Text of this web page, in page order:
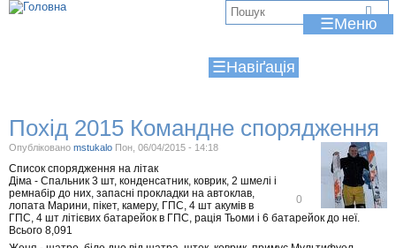
Jump to navigation
☰
☰
Похід 2015 Командне спорядження
Опубліковано mstukalo Пон, 06/04/2015 - 14:18
д
0
Список спорядження на літак
Діма - Спальник 3 шт, конденсатник, коврик, 2 шмелі і
ремнабір до них, запасні прокладки на автоклав,
лопата Марини, пікет, камеру, ГПС, 4 шт акумів в
ГПС, 4 шт літієвих батарейок в ГПС, рація Тьоми і 6 батарейок до неї.
Всього 8,091